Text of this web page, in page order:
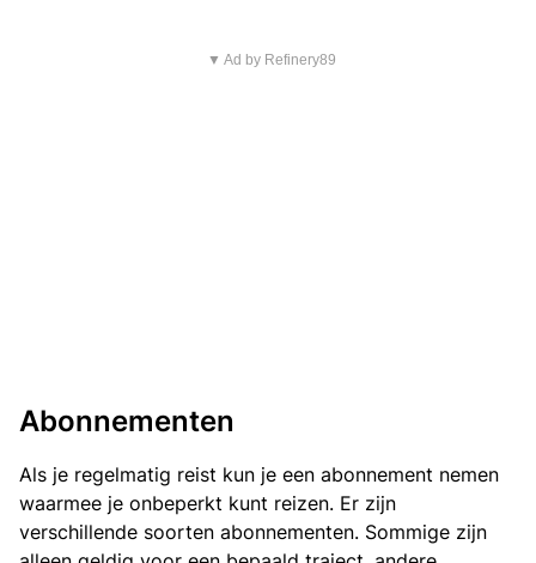
▼ Ad by Refinery89
Abonnementen
Als je regelmatig reist kun je een abonnement nemen
waarmee je onbeperkt kunt reizen. Er zijn
verschillende soorten abonnementen. Sommige zijn